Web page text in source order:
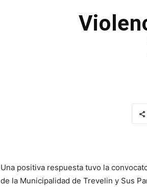
Una positiva respuesta tuvo la
de la Municipalidad de Trevelin y Sus